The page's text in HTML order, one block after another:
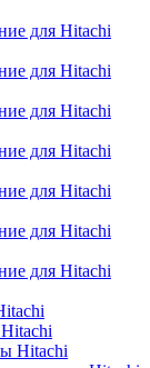
для Hitachi
для Hitachi
для Hitachi
для Hitachi
для Hitachi
для Hitachi
для Hitachi
Hitachi